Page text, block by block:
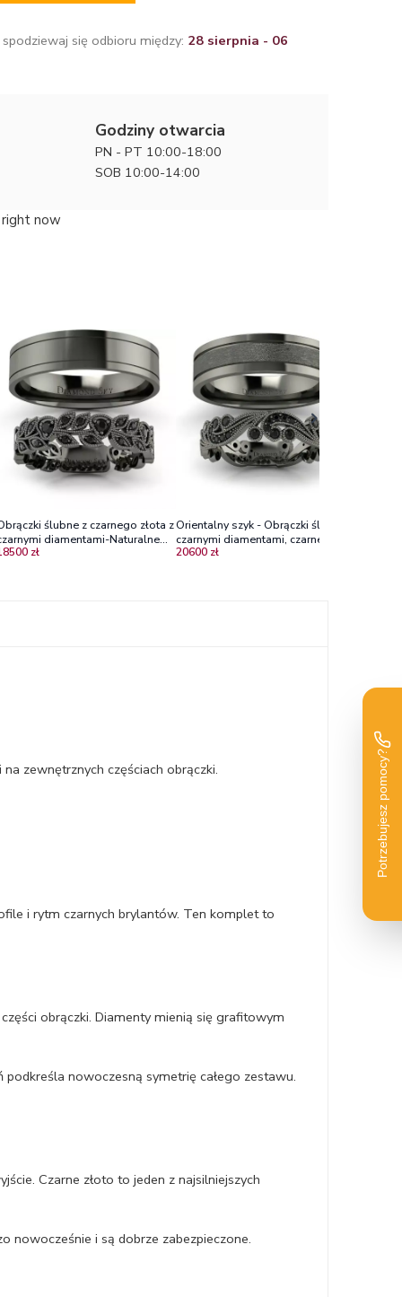
się odbioru między: 28 sierpnia - 06
Godziny otwarcia
PN - PT 10:00-18:00
SOB 10:00-14:00
now
ślubne z czarnego złota z
diamentami-Naturalne
Diamond Sky
zł
Orientalny szyk - Obrączki ślubne z
czarnymi diamentami, czarne złoto
- matowy środek, boki połysk
20600 zł
zewnętrznych częściach obrączki.
i rytm czarnych brylantów. Ten komplet to
obrączki. Diamenty mienią się grafitowym
nowoczesną symetrię całego zestawu.
Czarne złoto to jeden z najsilniejszych
nowocześnie i są dobrze zabezpieczone.